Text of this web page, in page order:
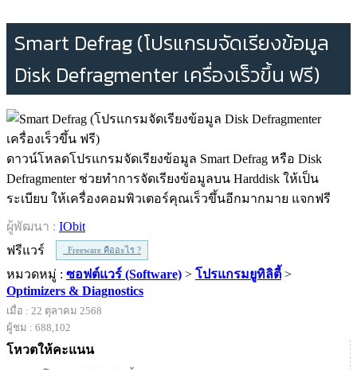
Smart Defrag (โปรแกรมจัดเรียงข้อมูล
Disk Defragmenter เครื่องเร็วขึ้น ฟรี)
ดาวน์โหลดโปรแกรมจัดเรียงข้อมูล Smart Defrag หรือ Disk
Defragmenter ช่วยทำการจัดเรียงข้อมูลบน Harddisk ให้เป็น
ระเบียบ ให้เครื่องคอมพิวเตอร์คุณเร็วขึ้นอีกมากมาย แจกฟรี
ผู้พัฒนา : IObit
ฟรีแวร์
Freeware คืออะไร ?
หมวดหมู่ : ซอฟต์แวร์ (Software) > โปรแกรมยูทิลิตี้ >
Optimizers & Diagnostics
เมื่อ : 22 ตุลาคม 2568
ผู้ชม : 688,102
โหวตให้คะแนน